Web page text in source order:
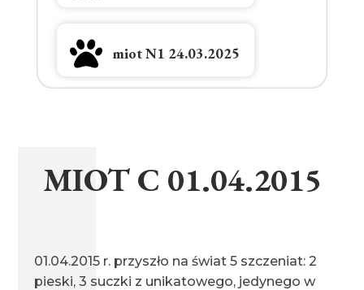
miot N1 24.03.2025
miot K1 16.06.2024
miot L1 15.06.2024
01.04.2015 r. przyszło na świat 5 szczeniat: 2
pieski, 3 suczki z unikatowego, jedynego w
MIOT C 01.04.2015